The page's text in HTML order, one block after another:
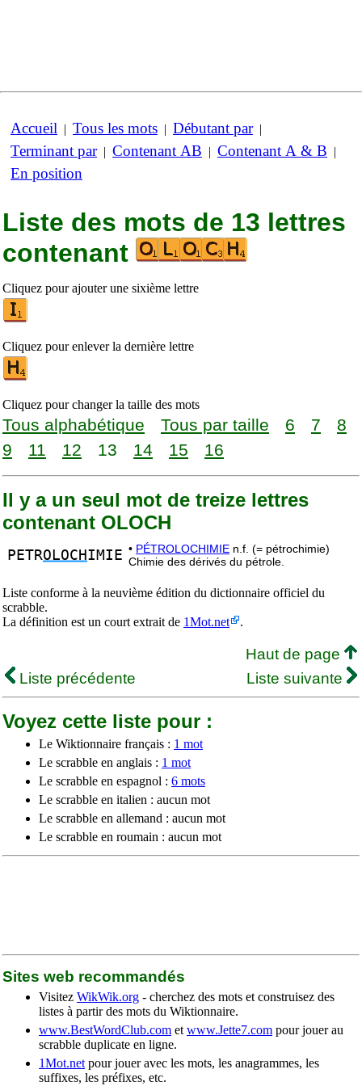
Accueil | Tous les mots | Débutant par|
Terminant par| Contenant AB | Contenant A & B |
En position
Liste des mots de 13 lettres
contenant
Cliquez pour ajouter une sixième lettre
Cliquez pour enlever la dernière lettre
Cliquez pour changer la taille des mots
Tous alphabétique Tous par taille 6 7
8
9
11 12 13 14 15 16
Il y a un seul mot de treize lettres
contenant OLOCH
PETROLOCH IMIE • PÉTROLOCHIMIE n.f. (= pétrochimie)
Chimie des dérivés du pétrole.
Liste conforme à la neuvième édition du dictionnaire officiel du
scrabble.
La définition est un court extrait de 1Mot.net .
Haut de page
Liste précédente
Liste suivante
Voyez cette liste pour :
Le Wiktionnaire français : 1 mot
Le scrabble en anglais : 1 mot
Le scrabble en espagnol : 6 mots
Le scrabble en italien : aucun mot
Le scrabble en allemand : aucun mot
Le scrabble en roumain : aucun mot
Sites web recommandés
Visitez WikWik.org - cherchez des mots et construisez des
listes à partir des mots du Wiktionnaire.
www.BestWordClub.com et www.Jette7.com pour jouer au
scrabble duplicate en ligne.
1Mot.net pour jouer avec les mots, les anagrammes, les
suffixes, les préfixes, etc.